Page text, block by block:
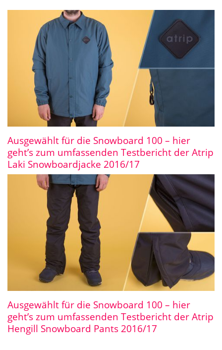
Ausgewählt für die Snowboard 100 – hier
geht’s zum umfassenden Testbericht der Atrip
Laki Snowboardjacke 2016/17
Ausgewählt für die Snowboard 100 – hier
geht’s zum umfassenden Testbericht der Atrip
Hengill Snowboard Pants 2016/17